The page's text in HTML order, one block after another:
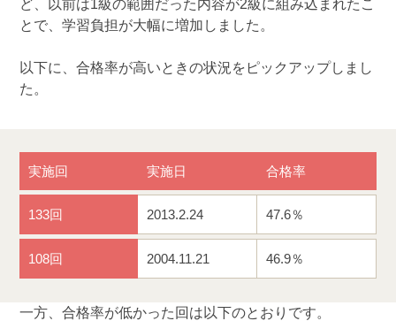
ど、以前は1級の範囲だった内容が2級に組み込まれたこ
とで、学習負担が大幅に増加しました。
以下に、合格率が高いときの状況をピックアップしまし
た。
実施回 実施日 合格率
133回 2013.2.24 47.6％
108回 2004.11.21 46.9％
一方、合格率が低かった回は以下のとおりです。